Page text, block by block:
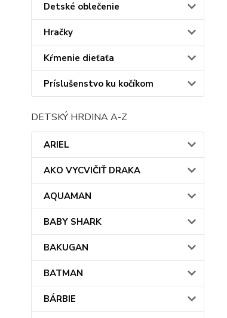
Detské oblečenie
Hračky
Kŕmenie dieťaťa
Príslušenstvo ku kočíkom
DETSKÝ HRDINA A-Z
ARIEL
AKO VYCVIČIŤ DRAKA
AQUAMAN
BABY SHARK
BAKUGAN
BATMAN
BÁRBIE